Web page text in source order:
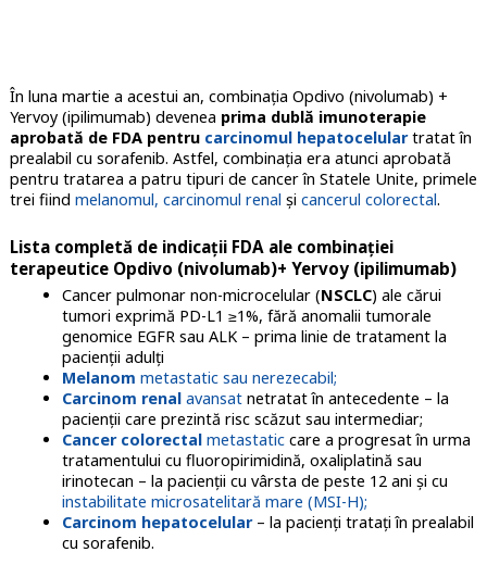
În luna martie a acestui an, combinația Opdivo (nivolumab) +
Yervoy (ipilimumab) devenea prima dublă imunoterapie
aprobată de FDA pentru carcinomul hepatocelulartratat în
prealabil cu sorafenib. Astfel, combinația era atunci aprobată
pentru tratarea a patru tipuri de cancer în Statele Unite, primele
trei fiind melanomul, carcinomul renal și cancerul colorectal.
Lista completă de indicații FDA ale combinației
terapeutice Opdivo (nivolumab)+ Yervoy (ipilimumab)
Cancer pulmonar non-microcelular (NSCLC) ale cărui
tumori exprimă PD-L1 ≥1%, fără anomalii tumorale
genomice EGFR sau ALK – prima linie de tratament la
pacienții adulți
Melanom metastatic sau nerezecabil;
Carcinom renalavansatnetratat în antecedente – la
pacienții care prezintă risc scăzut sau intermediar;
Cancer colorectalmetastaticcare a progresat în urma
tratamentului cu fluoropirimidină, oxaliplatină sau
irinotecan – la pacienții cu vârsta de peste 12 ani și cu
instabilitate microsatelitară mare (MSI-H);
Carcinom hepatocelular– la pacienți tratați în prealabil
cu sorafenib.